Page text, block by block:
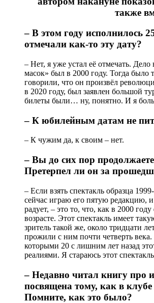
также
– В этом году исполнилось
отмечали как-то эту дату?
– Нет, я уже устал её отмечать.
масок» был в 2000 году. Тогда было
говорили, что он произвёл
в 2020 году, был заявлен большой
билеты были… ну, понятно. И я
– К юбилейным датам не
– К чужим да, к своим – нет.
– Вы до сих пор
Претерпел ли он за
– Если взять спектакль образца
сейчас играю его пятую редакцию,
радует, – это то, что, как в 2000
возрасте. Этот спектакль имеет
зритель такой же, около тридцати
прожили с ним почти четверть
которыми 20 с лишним лет назад
реалиями. Я стараюсь этот
– Недавно читал книгу про
посвящена тому, как в
Помните, как это было?